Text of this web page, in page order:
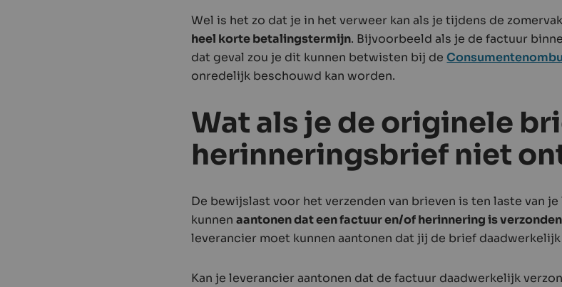
Wel is het zo dat je in het verweer kan als je tijdens de
heel korte betalingstermijn. Bijvoorbeeld als je de factuur
dat geval zou je dit kunnen betwisten bij de
onredelijk beschouwd kan worden.
Wat als je de originele
herinneringsbrief niet
De bewijslast voor het verzenden van brieven is ten laste van
kunnenaantonen dat een factuur en/of herinnering is verzonden
leverancier moet kunnen aantonen dat jij de brief
Kan je leverancier aantonen dat de factuur daadwerkelijk